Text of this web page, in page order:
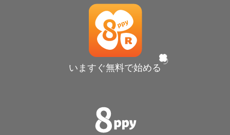
いますぐ無料で始める